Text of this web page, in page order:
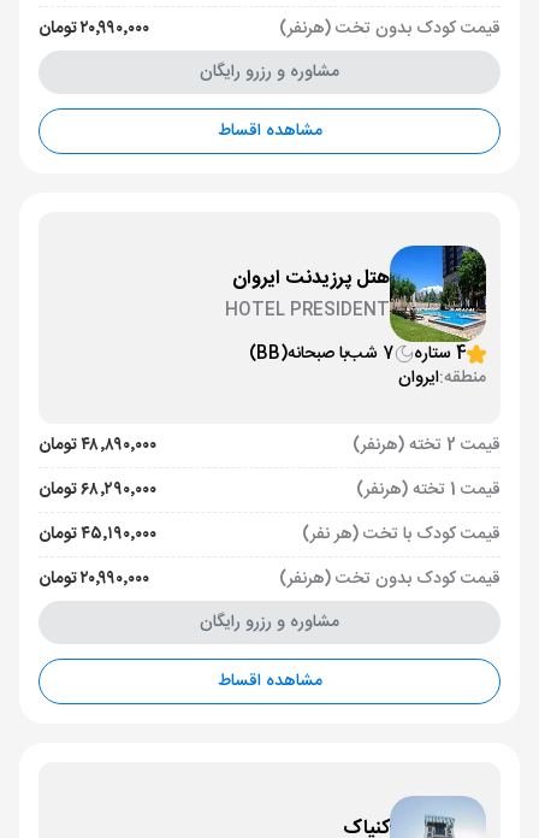
قیمت کودک بدون تخت (هرنفر)
۲۰٬۹۹۰٬۰۰۰ تومان
مشاوره و رزرو رایگان
مشاهده اقساط
هتل پرزیدنت ایروان
HOTEL PRESIDENT
4 ستاره
7 شب با صبحانه(BB)
منطقه:ایروان
قیمت 2 تخته (هرنفر)
۴۸٬۸۹۰٬۰۰۰ تومان
قیمت 1 تخته (هرنفر)
۶۸٬۲۹۰٬۰۰۰ تومان
قیمت کودک با تخت (هر نفر)
۴۵٬۱۹۰٬۰۰۰ تومان
قیمت کودک بدون تخت (هرنفر)
۲۰٬۹۹۰٬۰۰۰ تومان
مشاوره و رزرو رایگان
مشاهده اقساط
کنیاک